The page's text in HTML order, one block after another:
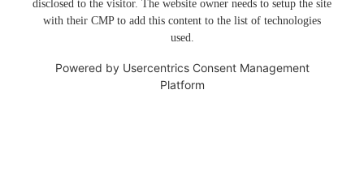
disclosed to the visitor. The website owner needs to setup the site
with their CMP to add this content to the list of technologies
used.
Powered by Usercentrics Consent Management
Platform